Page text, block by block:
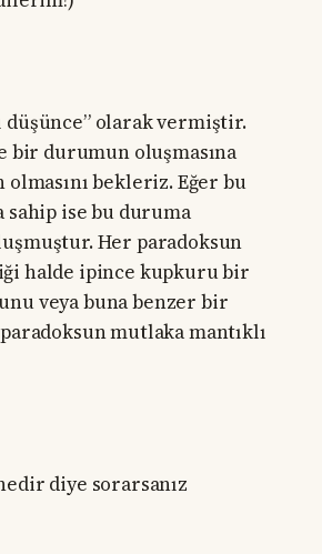
düşünce” olarak vermiştir.
bir durumun oluşmasına
bekleriz. Eğer bu
sahip ise bu duruma
Her paradoksun
halde ipince kupkuru bir
veya buna benzer bir
mutlaka mantıklı
diye sorarsanız